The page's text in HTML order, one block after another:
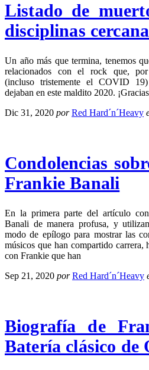
Listado de
disciplinas
Un año más que termina, tenemos
relacionados con el rock que, por
(incluso tristemente el COVID
dejaban en este maldito 2020.
Dic 31, 2020 por Red Hard´n´Heavy
Condolencias
Frankie Banali
En la primera parte del artículo
Banali de manera profusa, y
modo de epílogo para mostrar las
músicos que han compartido carrera,
con Frankie que han
Sep 21, 2020 por Red Hard´n´Heavy
Biografía de
Batería clásico